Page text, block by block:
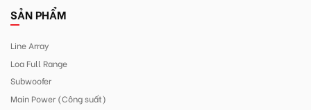
SẢN PHẨM
Line Array
Loa Full Range
Subwoofer
Main Power (Công suất)